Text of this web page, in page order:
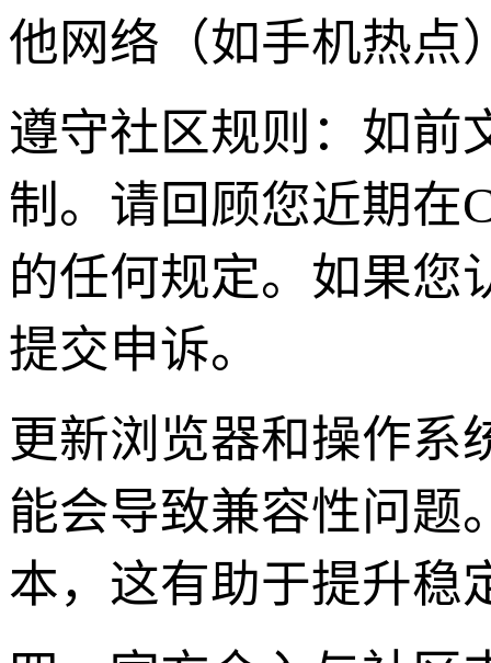
他网络（如手机热点
遵守社区规则：如前
制。请回顾您近期在
的任何规定。如果您
提交申诉。
更新浏览器和操作系
能会导致兼容性问题
本，这有助于提升稳